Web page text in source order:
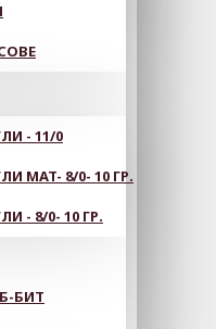
- 11/0
MAT- 8/0- 10 ГР.
- 8/0- 10 ГР.
БИТ